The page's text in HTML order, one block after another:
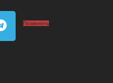
Позвонить